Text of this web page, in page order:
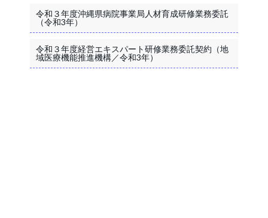
令和３年度沖縄県病院事業局人材育成研修業務委託
（令和3年）
令和３年度経営エキスパート研修業務委託契約（地
域医療機能推進機構／令和3年）